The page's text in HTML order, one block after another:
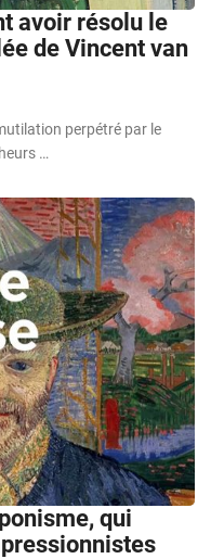
avoir résolu le
de Vincent van
perpétré par le
…
qui